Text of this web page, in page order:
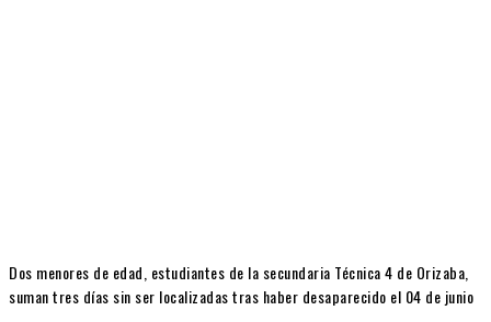
Dos menores de edad, estudiantes de la secundaria Técnica 4 de Orizaba,
suman tres días sin ser localizadas tras haber desaparecido el 04 de junio